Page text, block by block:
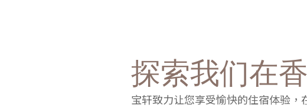
探索我们在
宝轩致力让您享受愉快的住宿体验